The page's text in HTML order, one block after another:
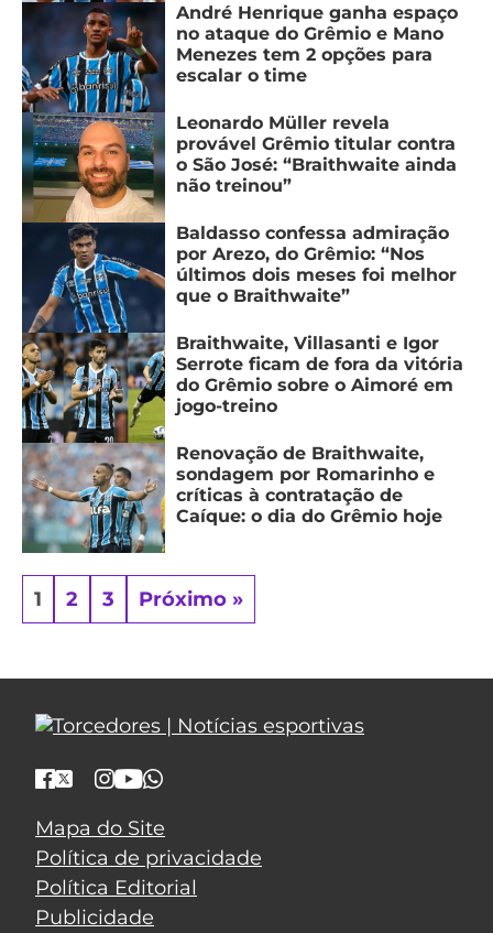
André Henrique ganha espaço
no ataque do Grêmio e Mano
Menezes tem 2 opções para
escalar o time
Leonardo Müller revela
provável Grêmio titular contra
o São José: “Braithwaite ainda
não treinou”
Baldasso confessa admiração
por Arezo, do Grêmio: “Nos
últimos dois meses foi melhor
que o Braithwaite”
Braithwaite, Villasanti e Igor
Serrote ficam de fora da vitória
do Grêmio sobre o Aimoré em
jogo-treino
Renovação de Braithwaite,
sondagem por Romarinho e
críticas à contratação de
Caíque: o dia do Grêmio hoje
1 2 3 Próximo »
Mapa do Site
Política de privacidade
Política Editorial
Publicidade